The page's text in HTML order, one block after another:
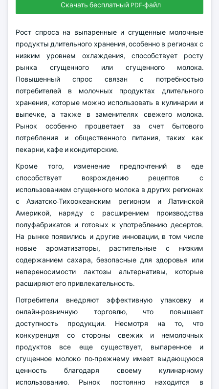
Скачать бесплатный PDF-файл
Рост спроса на выпаренные и сгущенные молочные
продукты длительного хранения, особенно в регионах с
низким уровнем охлаждения, способствует росту
рынка сгущенного или сгущенного молока.
Повышенный спрос связан с потребностью
потребителей в молочных продуктах длительного
хранения, которые можно использовать в кулинарии и
выпечке, а также в заменителях свежего молока.
Рынок особенно процветает за счет бытового
потребления и общественного питания, таких как
пекарни, кафе и кондитерские.
Кроме того, изменение предпочтений в еде
способствует возрождению рецептов с
использованием сгущенного молока в других регионах
с Азиатско-Тихоокеанским регионом и Латинской
Америкой, наряду с расширением производства
полуфабрикатов и готовых к употреблению десертов.
На рынке появились и другие инновации, в том числе
новые ароматизаторы, растительные с низким
содержанием сахара, безопасные для здоровья или
непереносимости лактозы альтернативы, которые
расширяют его привлекательность.
Потребители внедряют эффективную упаковку и
онлайн-розничную торговлю, что повышает
доступность продукции. Несмотря на то, что
конкуренция со стороны свежих и немолочных
продуктов все еще существует, выпаренное и
сгущенное молоко по-прежнему имеет выдающуюся
ценность благодаря своему кулинарному
использованию. Рынок постоянно находится в